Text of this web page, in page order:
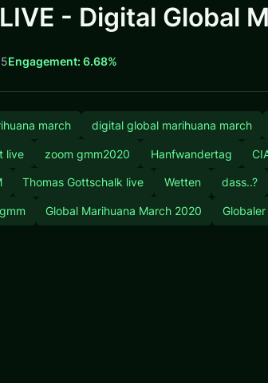
- Digital Global
Engagement: 6.68%
march digital global marihuana march
live zoom gmm2020 Hanfwandertag
Thomas Gottschalk live Wetten dass..?
Global Marihuana March 2020